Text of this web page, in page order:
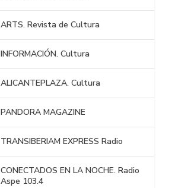
ARTS. Revista de Cultura
INFORMACIÓN. Cultura
ALICANTEPLAZA. Cultura
PANDORA MAGAZINE
TRANSIBERIAM EXPRESS Radio
CONECTADOS EN LA NOCHE. Radio
Aspe 103.4